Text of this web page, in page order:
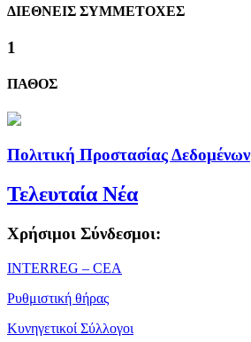
ΔΙΕΘΝΕΙΣ ΣΥΜΜΕΤΟΧΕΣ
1
ΠΑΘΟΣ
Πολιτική Προστασίας Δεδομένων
Τελευταία Νέα
Χρήσιμοι Σύνδεσμοι:
ΙΝΤΕRREG – CEA
Ρυθμιστική θήρας
Κυνηγετικοί Σύλλογοι